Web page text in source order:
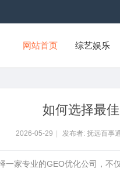
网站首页 综艺娱乐
如何选择最
2026-05-29 发布者: 抚远百事
一家专业的GEO优化公司，